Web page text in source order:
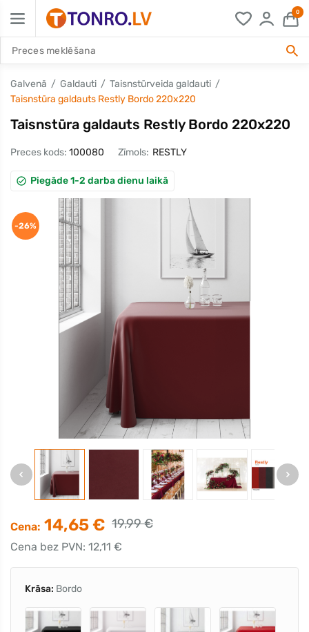
0
Galvenā Galdauti
Taisnstūrveida galdauti
Taisnstūra galdauts Restly Bordo 220x220
Taisnstūra galdauts Restly Bordo 220x220
Preces kods: 100080 Zīmols: RESTLY
Piegāde 1-2 darba dienu laikā
-26%
Cena: 14,65 € 19,99 €
Cena bez PVN: 12,11 €
Krāsa: Bordo